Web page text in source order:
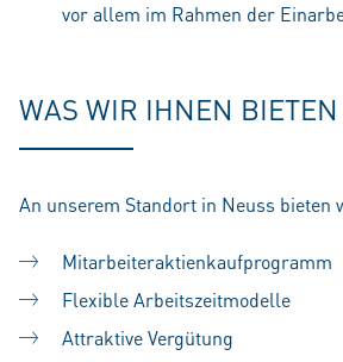
vor allem im Rahmen der
WAS WIR IHNEN BIETEN
An unserem Standort in Neuss bieten
Mitarbeiteraktienkaufprogramm
Flexible Arbeitszeitmodelle
Attraktive Vergütung